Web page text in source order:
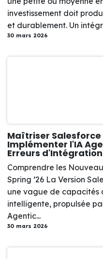
investissement doit
et durablement. Un
30 mars 2026
Maîtriser Salesforce
Implémenter l'IA
Erreurs d'Intégration
Comprendre les
Spring ’26 La Version
une vague de capacités
intelligente, propulsée
Agentic...
30 mars 2026